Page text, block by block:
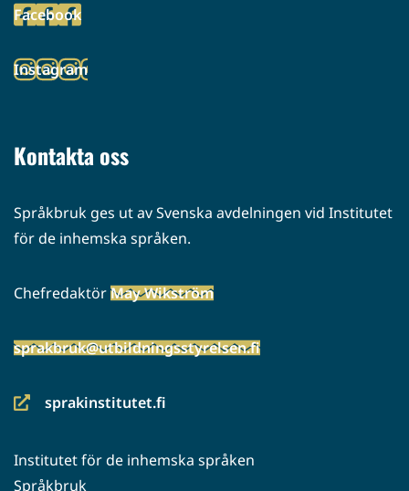
palveluun)
Facebook
(siirryt
palveluun)
Instagram
(siirryt
Kontakta oss
Språkbruk ges ut av Svenska avdelningen vid Institutet
för de inhemska språken.
ChefredaktörMay Wikström
sprakbruk@utbildningsstyrelsen.fi
sprakinstitutet.fi
(siirryt
palveluun)
Institutet för de inhemska språken
Språkbruk